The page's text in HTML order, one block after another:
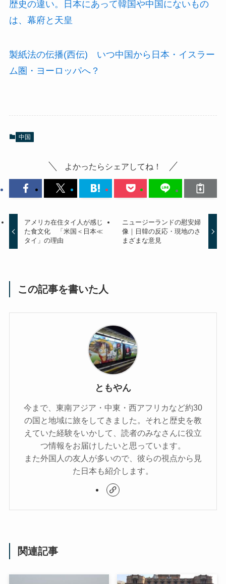
歴史の違い。日本にあって韓国や中国にないもの
は、幕府と天皇
製紙法の伝播(西伝) いつ中国から日本・イスラー
ム圏・ヨーロッパへ？
中国
よかったらシェアしてね！
アメリカ在住タイ人が感じ
た食文化 「米国＜日本≪
タイ」の理由
ニュージーランドの慰安婦
像｜日韓の反応・現地のさ
まざまな意見
この記事を書いた人
ともやん
今まで、東南アジア・中東・西アフリカなど約30
の国と地域に旅をしてきました。それと歴史を教
えていた経験をいかして、読者のみなさんに役立
つ情報をお届けしたいと思っています。
また外国人の友人が多いので、彼らの視点から見
た日本も紹介します。
関連記事